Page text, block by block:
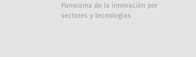
Panorama de la innovación por
sectores y tecnologías